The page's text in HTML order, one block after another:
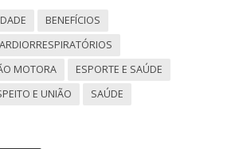
BENEFÍCIOS
MOTORA
ESPORTE E SAÚDE
E UNIÃO
SAÚDE